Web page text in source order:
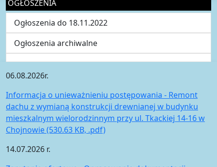
OGŁOSZENIA
Ogłoszenia do 18.11.2022
Ogłoszenia archiwalne
06.08.2026r.
Informacja o unieważnieniu postępowania - Remont
dachu z wymianą konstrukcji drewnianej w budynku
mieszkalnym wielorodzinnym przy ul. Tkackiej 14-16 w
Chojnowie (530.63 KB, .pdf)
14.07.2026 r.